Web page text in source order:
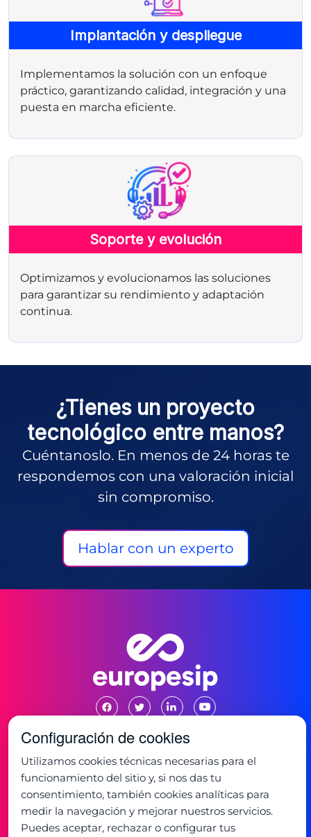
Implantación y despliegue
Implementamos la solución con un enfoque
práctico, garantizando calidad, integración y una
puesta en marcha eficiente.
Soporte y evolución
Optimizamos y evolucionamos las soluciones
para garantizar su rendimiento y adaptación
continua.
¿Tienes un proyecto
tecnológico entre manos?
Cuéntanoslo. En menos de 24 horas te
respondemos con una valoración inicial
sin compromiso.
Hablar con un experto
Oficina:
C/ de la Mancha 1
28823 - Coslada, Madrid
+34 91 673 32 32
Horario:
Configuración de cookies
Utilizamos cookies técnicas necesarias para el
funcionamiento del sitio y, si nos das tu
consentimiento, también cookies analíticas para
medir la navegación y mejorar nuestros servicios.
Puedes aceptar, rechazar o configurar tus